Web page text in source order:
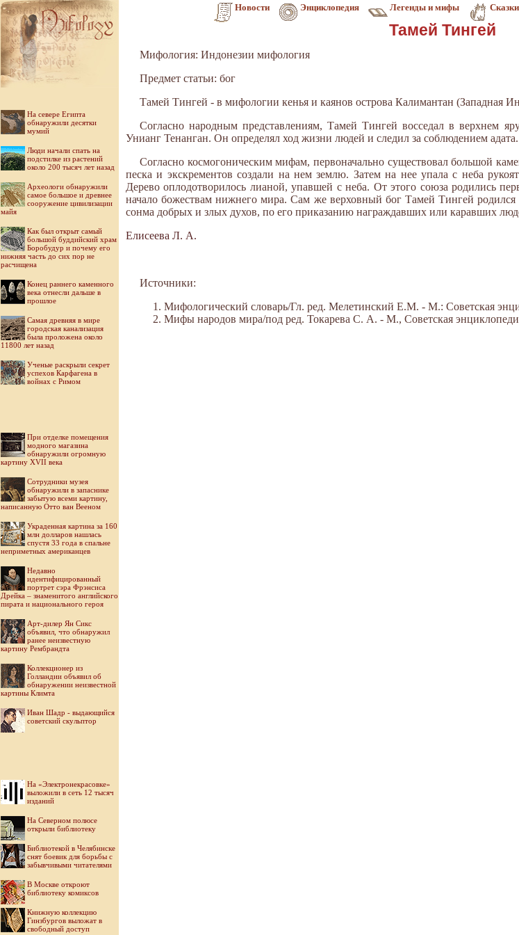
Новости Энциклопедия Легенды и мифы Сказки
На севере Египта
обнаружили десятки
мумий
Люди начали спать на
подстилке из растений
около 200 тысяч лет назад
Археологи обнаружили
самое большое и древнее
сооружение цивилизации
майя
Как был открыт самый
большой буддийский храм
Боробудур и почему его
нижняя часть до сих пор не
расчищена
Конец раннего каменного
века отнесли дальше в
прошлое
Самая древняя в мире
городская канализация
была проложена около
11800 лет назад
Ученые раскрыли секрет
успехов Карфагена в
войнах с Римом
При отделке помещения
модного магазина
обнаружили огромную
картину XVII века
Cотрудники музея
обнаружили в запаснике
забытую всеми картину,
написанную Отто ван Вееном
Украденная картина за 160
млн долларов нашлась
спустя 33 года в спальне
неприметных американцев
Недавно
идентифицированный
портрет сэра Фрэнсиса
Дрейка – знаменитого английского
пирата и национального героя
Арт-дилер Ян Сикс
объявил, что обнаружил
ранее неизвестную
картину Рембрандта
Коллекционер из
Голландии объявил об
обнаружении неизвестной
картины Климта
Иван Шадр - выдающийся
советский скульптор
На «Электронекрасовке»
выложили в сеть 12 тысяч
изданий
На Северном полюсе
открыли библиотеку
Библиотекой в Челябинске
снят боевик для борьбы с
забывчивыми читателями
В Москве откроют
библиотеку комиксов
Книжную коллекцию
Гинзбургов выложат в
свободный доступ
Тамей Тингей
Мифология: Индонезии мифология
Предмет статьи: бог
Тамей Тингей - в мифологии кенья и каянов острова Калимантан (Западная
Согласно народным представлениям, Тамей Тингей восседал в верхнем
Унианг Тенанган. Он определял ход жизни людей и следил за соблюдением адата.
Согласно космогоническим мифам, первоначально существовал большой
песка и экскрементов создали на нем землю. Затем на нее упала с неба
Дерево оплодотворилось лианой, упавшей с неба. От этого союза родились
начало божествам нижнего мира. Сам же верховный бог Тамей Тингей родился
сонма добрых и злых духов, по его приказанию награждавших или каравших
Елисеева Л. А.
Источники:
Мифологический словарь/Гл. ред. Мелетинский Е.М. - М.: Советская
Мифы народов мира/под ред. Токарева С. А. - М., Советская